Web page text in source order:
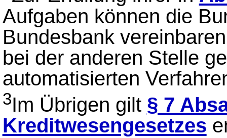
Aufgaben können die
Bundesbank
bei der anderen Stelle
automatisierten
3Im Übrigen gilt § 7
Kreditwesengesetzes